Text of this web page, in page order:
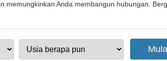
memungkinkan Anda membangun hubungan.